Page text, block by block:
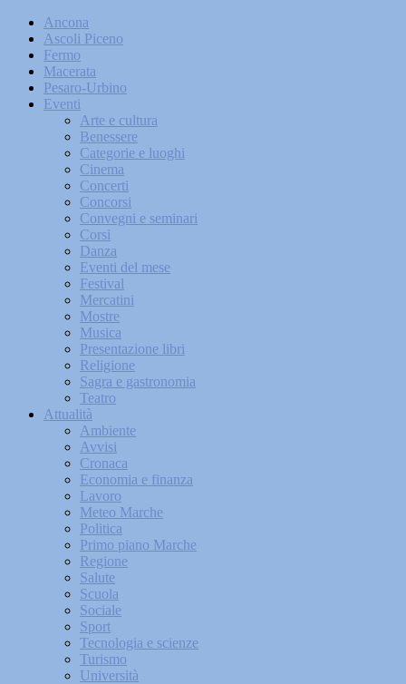
Ancona
Ascoli Piceno
Fermo
Macerata
Pesaro-Urbino
Eventi
Arte e cultura
Benessere
Categorie e luoghi
Cinema
Concerti
Concorsi
Convegni e seminari
Corsi
Danza
Eventi del mese
Festival
Mercatini
Mostre
Musica
Presentazione libri
Religione
Sagra e gastronomia
Teatro
Attualità
Ambiente
Avvisi
Cronaca
Economia e finanza
Lavoro
Meteo Marche
Politica
Primo piano Marche
Regione
Salute
Scuola
Sociale
Sport
Tecnologia e scienze
Turismo
Università